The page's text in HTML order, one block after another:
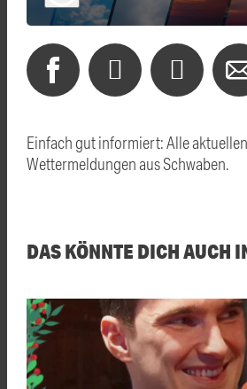
Einfach gut informiert: Alle
Wettermeldungen aus Schwaben.
DAS KÖNNTE DICH AUCH